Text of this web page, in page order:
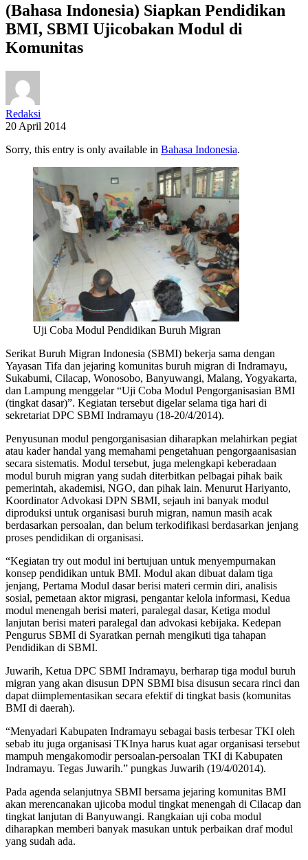
(Bahasa Indonesia) Siapkan Pendidikan
BMI, SBMI Ujicobakan Modul di
Komunitas
Redaksi
20 April 2014
Sorry, this entry is only available in Bahasa Indonesia.
Uji Coba Modul Pendidikan Buruh Migran
Serikat Buruh Migran Indonesia (SBMI) bekerja sama dengan
Yayasan Tifa dan jejaring komunitas buruh migran di Indramayu,
Sukabumi, Cilacap, Wonosobo, Banyuwangi, Malang, Yogyakarta,
dan Lampung menggelar “Uji Coba Modul Pengorganisasian BMI
(tingkat dasar)”. Kegiatan tersebut digelar selama tiga hari di
sekretariat DPC SBMI Indramayu (18-20/4/2014).
Penyusunan modul pengorganisasian diharapkan melahirkan pegiat
atau kader handal yang memahami pengetahuan pengorgaanisasian
secara sistematis. Modul tersebut, juga melengkapi keberadaan
modul buruh migran yang sudah diterbitkan pelbagai pihak baik
pemerintah, akademisi, NGO, dan pihak lain. Menurut Hariyanto,
Koordinator Advokasi DPN SBMI, sejauh ini banyak modul
diproduksi untuk organisasi buruh migran, namun masih acak
berdasarkan persoalan, dan belum terkodifikasi berdasarkan jenjang
proses pendidikan di organisasi.
“Kegiatan try out modul ini bertujuan untuk menyempurnakan
konsep pendidikan untuk BMI. Modul akan dibuat dalam tiga
jenjang, Pertama Modul dasar berisi materi cermin diri, analisis
sosial, pemetaan aktor migrasi, pengantar kelola informasi, Kedua
modul menengah berisi materi, paralegal dasar, Ketiga modul
lanjutan berisi materi paralegal dan advokasi kebijaka. Kedepan
Pengurus SBMI di Syaratkan pernah mengikuti tiga tahapan
Pendidikan di SBMI.
Juwarih, Ketua DPC SBMI Indramayu, berharap tiga modul buruh
migran yang akan disusun DPN SBMI bisa disusun secara rinci dan
dapat diimplementasikan secara efektif di tingkat basis (komunitas
BMI di daerah).
“Menyadari Kabupaten Indramayu sebagai basis terbesar TKI oleh
sebab itu juga organisasi TKInya harus kuat agar organisasi tersebut
mampuh mengakomodir persoalan-persoalan TKI di Kabupaten
Indramayu. Tegas Juwarih.” pungkas Juwarih (19/4/02014).
Pada agenda selanjutnya SBMI bersama jejaring komunitas BMI
akan merencanakan ujicoba modul tingkat menengah di Cilacap dan
tingkat lanjutan di Banyuwangi. Rangkaian uji coba modul
diharapkan memberi banyak masukan untuk perbaikan draf modul
yang sudah ada.